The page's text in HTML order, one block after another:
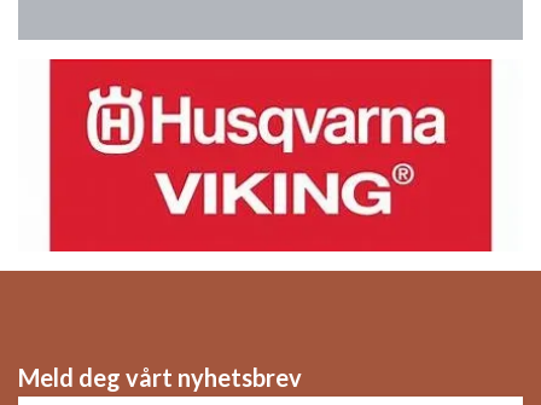
Meld deg vårt nyhetsbrev